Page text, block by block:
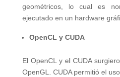
geométricos, lo cual es
ejecutado en un hardware
OpenCL y CUDA
El OpenCL y el CUDA
OpenGL. CUDA permitió el